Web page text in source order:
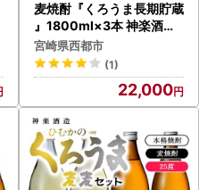
麦焼酎『くろうま長期貯蔵
』1800ml×3本 神楽酒造
麦焼酎 本格焼酎＜26-27a
＞
宮崎県西都市
(1)
22,000